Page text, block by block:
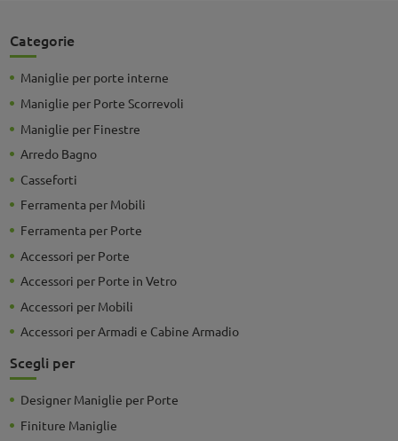
Categorie
Maniglie per porte interne
Maniglie per Porte Scorrevoli
Maniglie per Finestre
Arredo Bagno
Casseforti
Ferramenta per Mobili
Ferramenta per Porte
Accessori per Porte
Accessori per Porte in Vetro
Accessori per Mobili
Accessori per Armadi e Cabine Armadio
Scegli per
Designer Maniglie per Porte
Finiture Maniglie